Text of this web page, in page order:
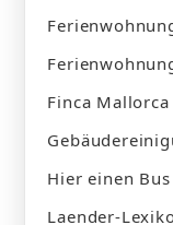
Finca Mallorca
Hier einen
Laender-